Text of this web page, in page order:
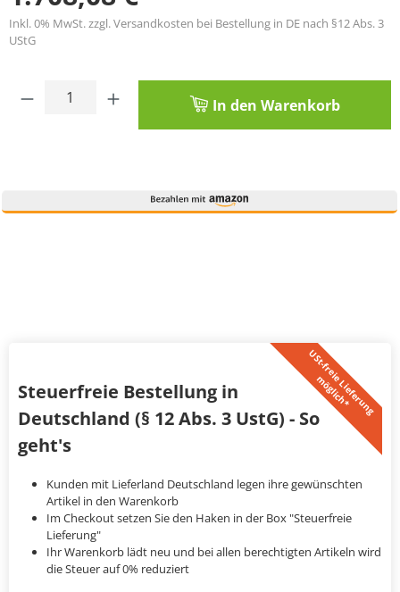
Inkl. 0% MwSt. zzgl. Versandkosten bei Bestellung in DE nach §12 Abs. 3
UStG
Produkt Anzahl: Gib den gewünschten
In den Warenkorb
U
S
t
-
f
r
e
i
e
L
i
e
f
e
r
u
n
g
m
ö
g
l
i
c
h
*
Steuerfreie Bestellung in
Deutschland (§ 12 Abs. 3 UstG) - So
geht's
Kunden mit Lieferland Deutschland legen ihre gewünschten
Artikel in den Warenkorb
Im Checkout setzen Sie den Haken in der Box "Steuerfreie
Lieferung"
Ihr Warenkorb lädt neu und bei allen berechtigten Artikeln wird
die Steuer auf 0% reduziert